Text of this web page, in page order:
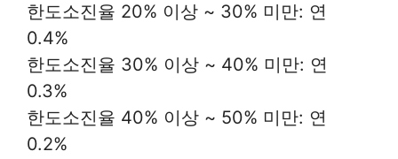
한도소진율 20% 이상 ~ 30% 미만: 연
0.4%
한도소진율 30% 이상 ~ 40% 미만: 연
0.3%
한도소진율 40% 이상 ~ 50% 미만: 연
0.2%